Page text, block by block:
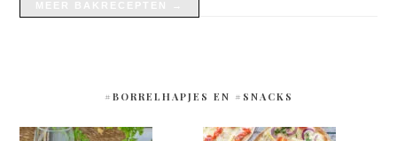
#BORRELHAPJES EN #SNACKS